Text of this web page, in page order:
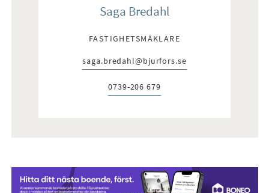
Saga Bredahl
FASTIGHETSMÄKLARE
E-post:
saga.bredahl@bjurfors.se
Telefon:
0739-206 679